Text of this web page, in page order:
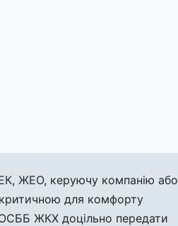
ЖЕО, керуючу компанію або
критичною для комфорту
ОСББ ЖКХ доцільно передати